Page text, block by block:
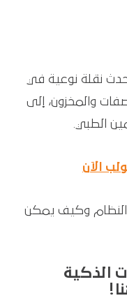
نقلة نوعية في
والمخزون، إلى
الطبي.
الآن
النظام وكيف يمكن
الذكية